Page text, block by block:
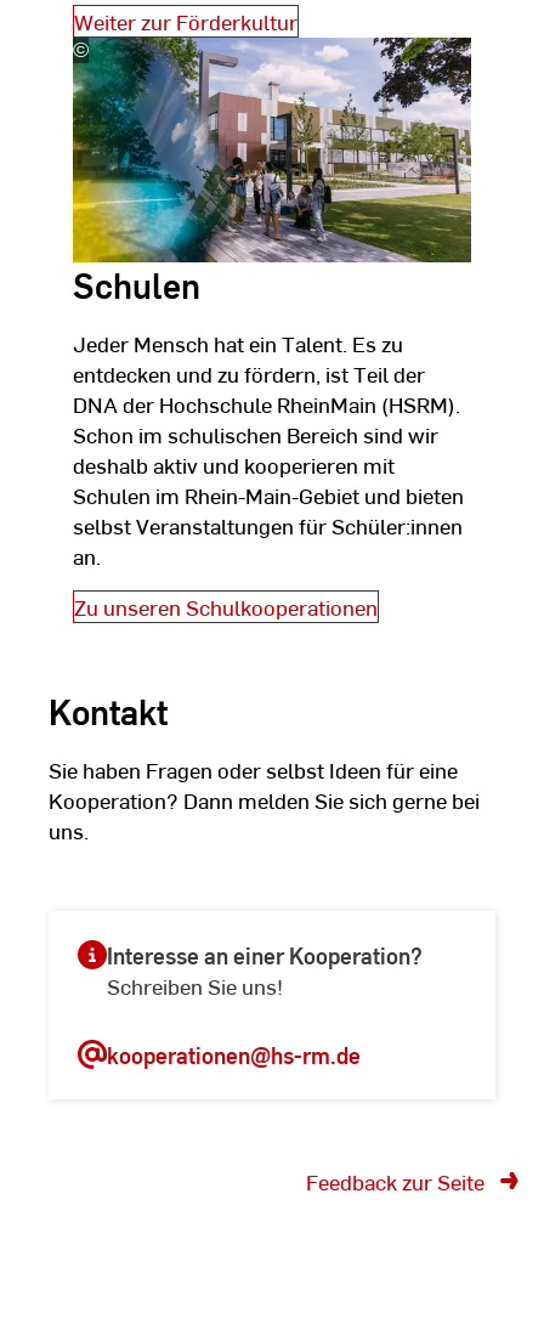
Weiter zur Förderkultur
©
Studio
Steve
Schulen
Jeder Mensch hat ein Talent. Es zu
entdecken und zu fördern, ist Teil der
DNA der Hochschule RheinMain (HSRM).
Schon im schulischen Bereich sind wir
deshalb aktiv und kooperieren mit
Schulen im Rhein-Main-Gebiet und bieten
selbst Veranstaltungen für Schüler:innen
an.
Zu unseren Schulkooperationen
Kontakt
Sie haben Fragen oder selbst Ideen für eine
Kooperation? Dann melden Sie sich gerne bei
uns.
Interesse an einer Kooperation?
Schreiben Sie uns!
kooperationen@hs-rm.de
Feedback zur Seite